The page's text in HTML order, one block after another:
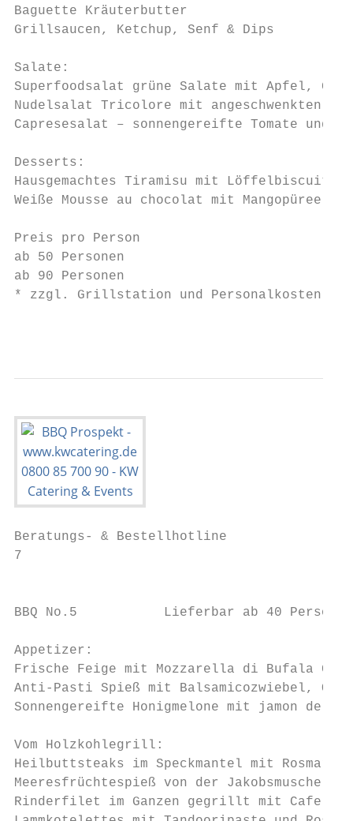
Baguette Kräuterbutter
Grillsaucen, Ketchup, Senf & Dips
Salate:
Superfoodsalat grüne Salate mit Apfel,
Nudelsalat Tricolore mit angeschwenkten
Capresesalat – sonnengereifte Tomate und
Desserts:
Hausgemachtes Tiramisu mit Löffelbiscuit,
Weiße Mousse au chocolat mit Mangopüree
Preis pro Person
ab 50 Personen
ab 90 Personen
* zzgl. Grillstation und Personalkosten
Beratungs- & Bestellhotline
7
BBQ No.5           Lieferbar ab 40 Personen
Appetizer:
Frische Feige mit Mozzarella di Bufala
Anti-Pasti Spieß mit Balsamicozwiebel, Olive
Sonnengereifte Honigmelone mit jamon de
Vom Holzkohlegrill:
Heilbuttsteaks im Speckmantel mit Rosmarin
Meeresfrüchtespieß von der Jakobsmuschel,
Rinderfilet im Ganzen gegrillt mit Cafe de